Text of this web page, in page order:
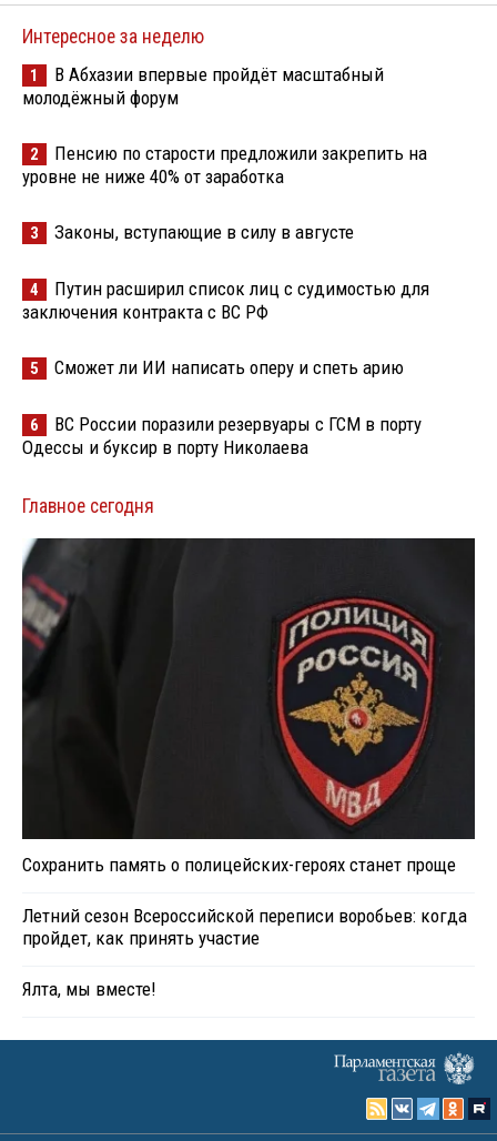
Интересное за неделю
1
В Абхазии впервые пройдёт масштабный
молодёжный форум
2
Пенсию по старости предложили закрепить на
уровне не ниже 40% от заработка
3 Законы, вступающие в силу в августе
4
Путин расширил список лиц с судимостью для
заключения контракта с ВС РФ
5 Сможет ли ИИ написать оперу и спеть арию
6
ВС России поразили резервуары с ГСМ в порту
Одессы и буксир в порту Николаева
Главное сегодня
Сохранить память о полицейских-героях станет проще
Летний сезон Всероссийской переписи воробьев: когда
пройдет, как принять участие
Ялта, мы вместе!